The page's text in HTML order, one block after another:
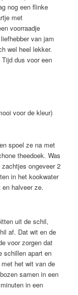
nog een flinke
met
voorraadje
van jam
wel heel lekker.
dus voor een
voor de kleur)
spoel ze na met
theedoek. Was
ongeveer 2
in het kookwater
halveer ze.
uit de schil,
af. Dat wit en de
voor zorgen dat
schillen apart en
het wit van de
samen in een
in een